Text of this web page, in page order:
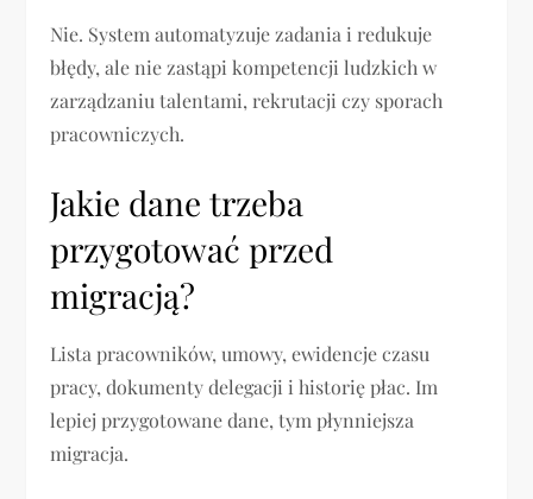
Nie. System automatyzuje zadania i redukuje
błędy, ale nie zastąpi kompetencji ludzkich w
zarządzaniu talentami, rekrutacji czy sporach
pracowniczych.
Jakie dane trzeba
przygotować przed
migracją?
Lista pracowników, umowy, ewidencje czasu
pracy, dokumenty delegacji i historię płac. Im
lepiej przygotowane dane, tym płynniejsza
migracja.